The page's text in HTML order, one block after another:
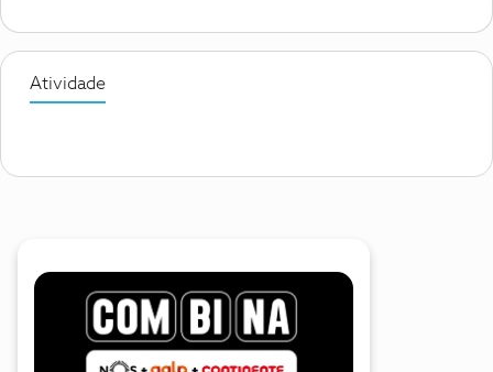
Atividade